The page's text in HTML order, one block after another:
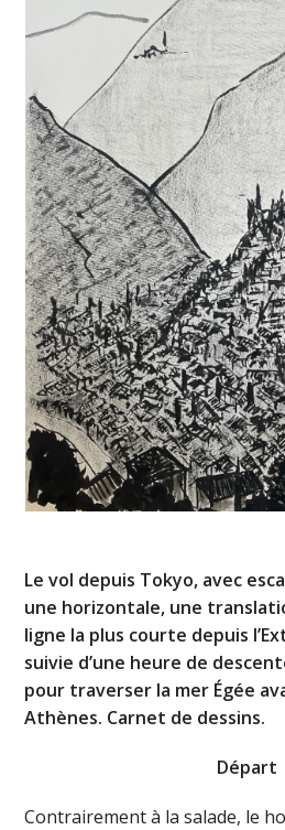
Le vol depuis Tokyo, avec
une horizontale, une
ligne la plus courte depuis
suivie d’une heure de
pour traverser la mer Égée
Athènes. Carnet de dessins.
Départ
Contrairement à la salade, le